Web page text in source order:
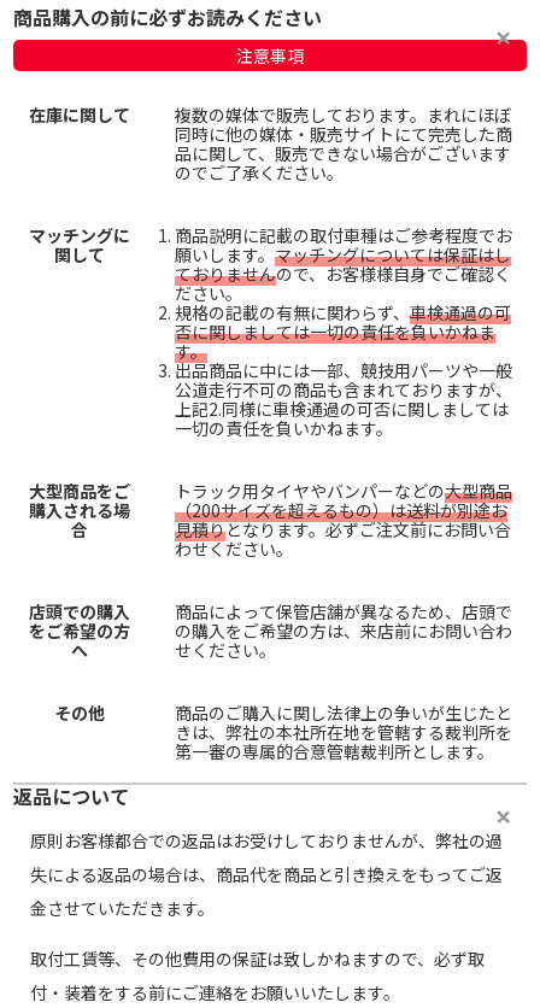
商品購入の前に必ずお読みください
注意事項
在庫に関して
複数の媒体で販売しております。まれにほぼ
同時に他の媒体・販売サイトにて完売した商
品に関して、販売できない場合がございます
のでご了承ください。
マッチングに
関して
商品説明に記載の取付車種はご参考程度でお
願いします。 マッチングについては保証はし
ておりませんので、お客様様自身でご確認く
ださい。
規格の記載の有無に関わらず、 車検通過の可
否に関しましては一切の責任を負いかねま
す。
出品商品に中には一部、競技用パーツや一般
公道走行不可の商品も含まれておりますが、
上記2.同様に車検通過の可否に関しましては
一切の責任を負いかねます。
大型商品をご
購入される場
合
トラック用タイヤやバンパーなどの大型商品
（200サイズを超えるもの）は送料が別途お
見積りとなります。必ずご注文前にお問い合
わせください。
店頭での購入
をご希望の方
へ
商品によって保管店舗が異なるため、店頭で
の購入をご希望の方は、来店前にお問い合わ
せください。
その他
商品のご購入に関し法律上の争いが生じたと
きは、弊社の本社所在地を管轄する裁判所を
第一審の専属的合意管轄裁判所とします。
返品について
原則お客様都合での返品はお受けしておりませんが、弊社の過
失による返品の場合は、商品代を商品と引き換えをもってご返
金させていただきます。
取付工賃等、その他費用の保証は致しかねますので、必ず取
付・装着をする前にご連絡をお願いいたします。